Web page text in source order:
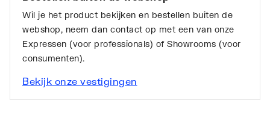
Wil je het product bekijken en bestellen buiten de
webshop, neem dan contact op met een van onze
Expressen (voor professionals) of Showrooms (voor
consumenten).
Bekijk onze vestigingen